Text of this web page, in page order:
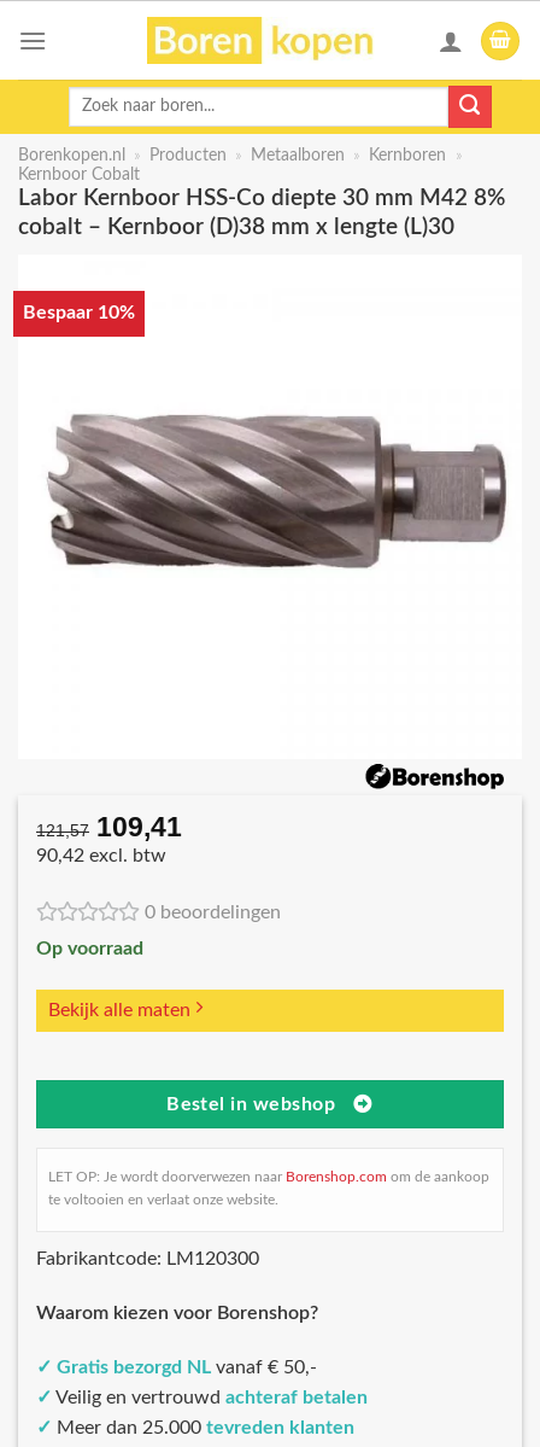
Zoeken
Borenkopen.nl » Producten » Metaalboren » Kernboren
»
Kernboor Cobalt
Labor Kernboor HSS-Co diepte 30 mm M42 8%
cobalt – Kernboor (D)38 mm x lengte (L)30
Bespaar 10%
121,57 Oorspronkelijke
prijs
€121,57.
109,41
€109,41.
90,42 excl. btw
0 beoordelingen
Op voorraad
Bekijk alle maten
Bestel in webshop
LET OP: Je wordt doorverwezen naar Borenshop.com om de aankoop
te voltooien en verlaat onze website.
Fabrikantcode: LM120300
Waarom kiezen voor Borenshop?
✓ Gratis bezorgd NL vanaf € 50,-
✓ Veilig en vertrouwd achteraf betalen
✓ Meer dan 25.000 tevreden klanten